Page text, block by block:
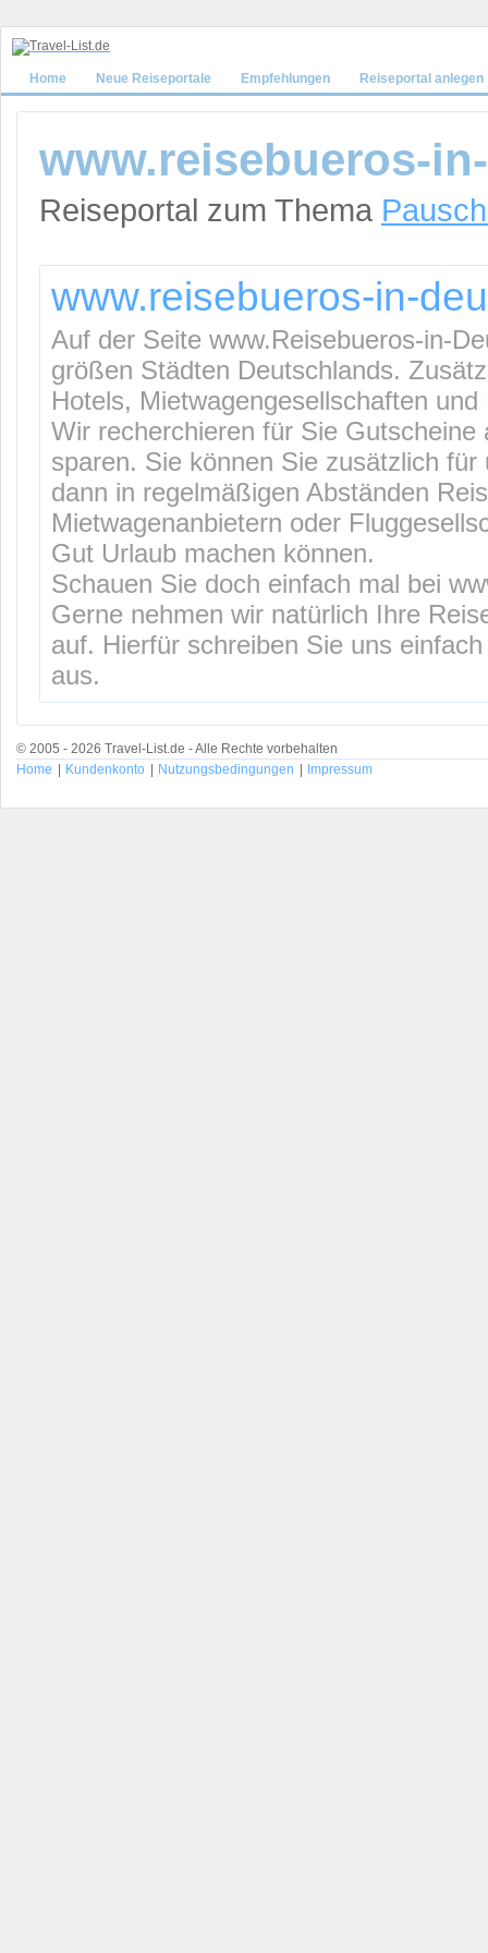
Home Neue Reiseportale Empfehlungen Reiseportal anlegen
www.reisebueros-
Reiseportal zum Thema
www.reisebueros-in-
Auf der Seite www.Reisebueros-in-
größen Städten Deutschlands.
Hotels, Mietwagengesellschaften
Wir recherchieren für Sie
sparen. Sie können Sie zusätzlich
dann in regelmäßigen Abständen
Mietwagenanbietern oder
Gut Urlaub machen können.
Schauen Sie doch einfach mal bei
Gerne nehmen wir natürlich Ihre
auf. Hierfür schreiben Sie uns
aus.
© 2005 - 2026 Travel-List.de - Alle Rechte vorbehalten
Home
Kundenkonto Nutzungsbedingungen Impressum